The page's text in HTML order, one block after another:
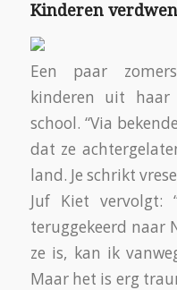
Kinderen
Een paar
kinderen uit
school. “Via
dat ze
land. Je schrikt
Juf Kiet vervolgt:
teruggekeerd naar
ze is, kan ik
Maar het is erg